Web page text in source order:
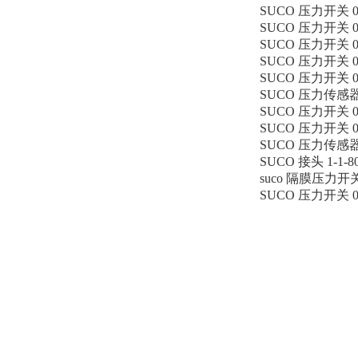
SUCO 压力开关
SUCO 压力开关
SUCO 压力开关
SUCO 压力开关
SUCO 压力开关
SUCO 压力传感
SUCO 压力开关
SUCO 压力开关
SUCO 压力传感
SUCO 接头 1-1-
suco 隔膜压力开
SUCO 压力开关